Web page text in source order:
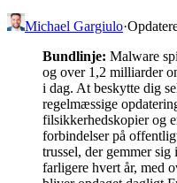
Michael Gargiulo·
Bundlinje: Malware
og over 1,2 milliarder
i dag. At beskytte dig
regelmæssige
filsikkerhedskopier og
forbindelser på
trussel, der gemmer
farligere hvert år, med